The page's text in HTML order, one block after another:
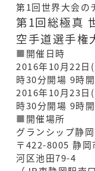
第1回世界大会の
第1回総極真
空手道選手権
■開催日時
2016年10月22日
時30分開場 9時
2016年10月23日
時30分開場 9時
■開催場所
グランシップ静岡
〒422-8005 静岡
河区池田79-4